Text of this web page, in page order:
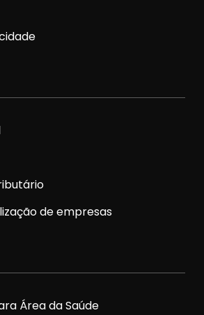
de empresas
Área da Saúde